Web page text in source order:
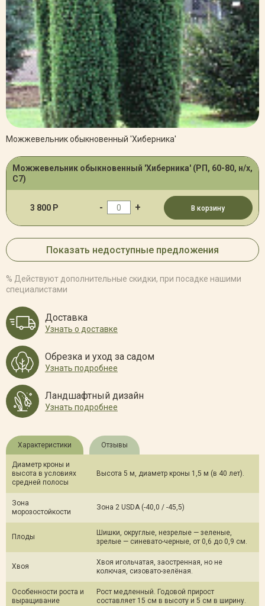
Можжевельник обыкновенный 'Хиберника'
Можжевельник обыкновенный 'Хиберника' (РП, 60-80, н/х,
С7)
3 800 Р - + В корзину
Показать недоступные предложения
% Действуют дополнительные скидки, при посадке нашими
специалистами
Доставка
Узнать о доставке
Обрезка и уход за садом
Узнать подробнее
Ландшафтный дизайн
Узнать подробнее
Характеристики Отзывы
Диаметр кроны и
высота в условиях
средней полосы
Высота 5 м, диаметр кроны 1,5 м (в 40 лет).
Зона
морозостойкости
Зона 2 USDA (-40,0 / -45,5)
Плоды
Шишки, округлые, незрелые — зеленые,
зрелые — синевато-черные, от 0,6 до 0,9 см.
Хвоя
Хвоя игольчатая, заостренная, но не
колючая, сизовато-зелёная.
Особенности роста и
выращивание
Рост медленный. Годовой прирост
составляет 15 см в высоту и 5 см в ширину.